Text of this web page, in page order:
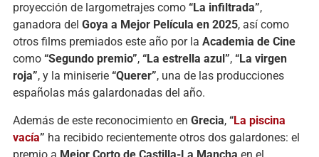
proyección de largometrajes como “La infiltrada”,
ganadora del Goya a Mejor Película en 2025, así como
otros films premiados este año por la Academia de Cine
como “Segundo premio”, “La estrella azul”, “La virgen
roja”, y la miniserie “Querer”, una de las producciones
españolas más galardonadas del año.
Además de este reconocimiento en Grecia, “La piscina
vacía” ha recibido recientemente otros dos galardones: el